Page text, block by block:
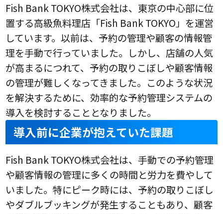
Fish Bank TOKYO株式会社は、東京の中心部に位
置する高級魚料理店「Fish Bank TOKYO」を運営
しています。以前は、予約の管理や顧客の情報管
理を手動で行っていました。しかし、店舗の人気
が高まるにつれて、予約の取りこぼしや顧客情報
の管理が難しくなってきました。このような状況
を解決するために、効率的な予約管理システムの
導入を検討することとなりました。
導入前に企業が抱えていた課題
Fish Bank TOKYO株式会社は、手動での予約管理
や顧客情報の管理に多くの時間と労力を費やして
いました。特にピーク時には、予約の取りこぼし
やダブルブッキングが発生することもあり、顧客